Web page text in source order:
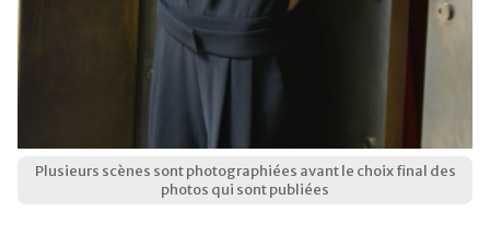
Plusieurs scènes sont photographiées avant le choix final des
photos qui sont publiées